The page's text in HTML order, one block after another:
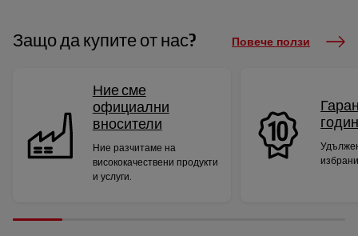
Защо да купите от нас? Повече ползи
Ние сме
официални
вносители
Ние разчитаме на
висококачествени продукти
и услуги.